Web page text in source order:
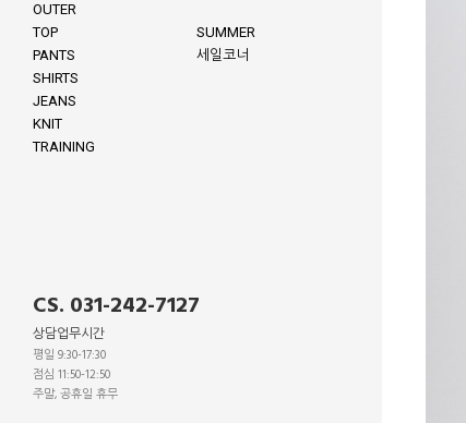
OUTER
TOP
PANTS
SHIRTS
JEANS
KNIT
TRAINING
SUMMER
세일코너
CS. 031-242-7127
상담업무시간
평일 9:30-17:30
점심 11:50-12:50
주말, 공휴일 휴무